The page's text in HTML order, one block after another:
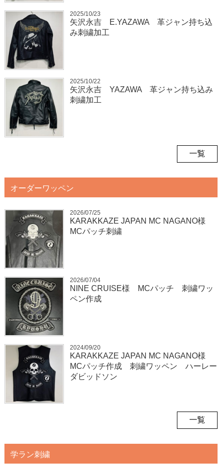
2025/10/23
矢沢永吉 E.YAZAWA 革ジャン持ち込
み刺繍加工
2025/10/22
矢沢永吉 YAZAWA 革ジャン持ち込み
刺繍加工
一覧
オーダーワッペン
2026/07/25
KARAKKAZE JAPAN MC NAGANO様
MCパッチ刺繍
2026/07/04
NINE CRUISE様 MCパッチ 刺繍ワッ
ペン作成
2024/09/20
KARAKKAZE JAPAN MC NAGANO様
MCパッチ作成 刺繍ワッペン ハーレー
ダビッドソン
一覧
学ラン刺繍